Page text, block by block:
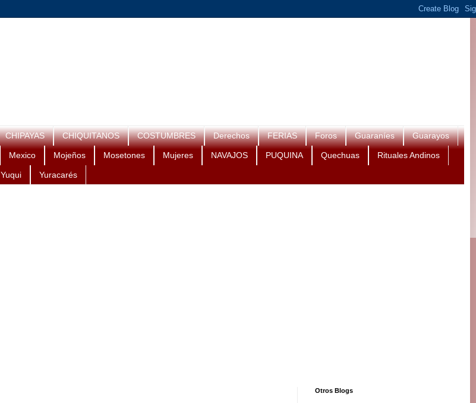
CHIPAYAS CHIQUITANOS COSTUMBRES Derechos FERIAS Foros Guaraníes Guarayos
Mexico Mojeños Mosetones Mujeres NAVAJOS PUQUINA Quechuas Rituales Andinos
Yuqui Yuracarés
Otros Blogs